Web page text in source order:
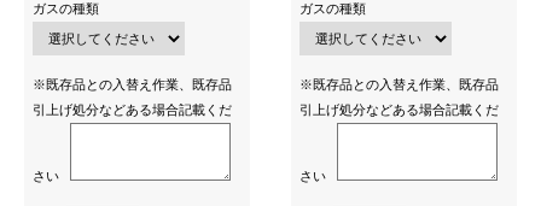
ガスの種類
※既存品との入替え作業、既存品
引上げ処分などある場合記載くだ
さい
ガスの種類
※既存品との入替え作業、既存品
引上げ処分などある場合記載くだ
さい